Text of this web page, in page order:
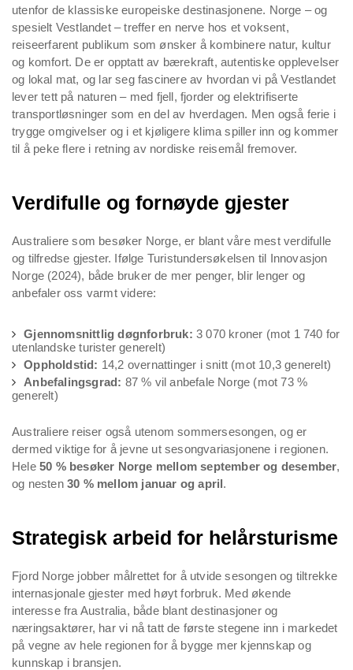
utenfor de klassiske europeiske destinasjonene. Norge – og
spesielt Vestlandet – treffer en nerve hos et voksent,
reiseerfarent publikum som ønsker å kombinere natur, kultur
og komfort. De er opptatt av bærekraft, autentiske opplevelser
og lokal mat, og lar seg fascinere av hvordan vi på Vestlandet
lever tett på naturen – med fjell, fjorder og elektrifiserte
transportløsninger som en del av hverdagen. Men også ferie i
trygge omgivelser og i et kjøligere klima spiller inn og kommer
til å peke flere i retning av nordiske reisemål fremover.
Verdifulle og fornøyde gjester
Australiere som besøker Norge, er blant våre mest verdifulle
og tilfredse gjester. Ifølge Turistundersøkelsen til Innovasjon
Norge (2024), både bruker de mer penger, blir lenger og
anbefaler oss varmt videre:
Gjennomsnittlig døgnforbruk: 3 070 kroner (mot 1 740 for
utenlandske turister generelt)
Oppholdstid: 14,2 overnattinger i snitt (mot 10,3 generelt)
Anbefalingsgrad: 87 % vil anbefale Norge (mot 73 %
generelt)
Australiere reiser også utenom sommersesongen, og er
dermed viktige for å jevne ut sesongvariasjonene i regionen.
Hele 50 % besøker Norge mellom september og desember,
og nesten 30 % mellom januar og april.
Strategisk arbeid for helårsturisme
Fjord Norge jobber målrettet for å utvide sesongen og tiltrekke
internasjonale gjester med høyt forbruk. Med økende
interesse fra Australia, både blant destinasjoner og
næringsaktører, har vi nå tatt de første stegene inn i markedet
på vegne av hele regionen for å bygge mer kjennskap og
kunnskap i bransjen.